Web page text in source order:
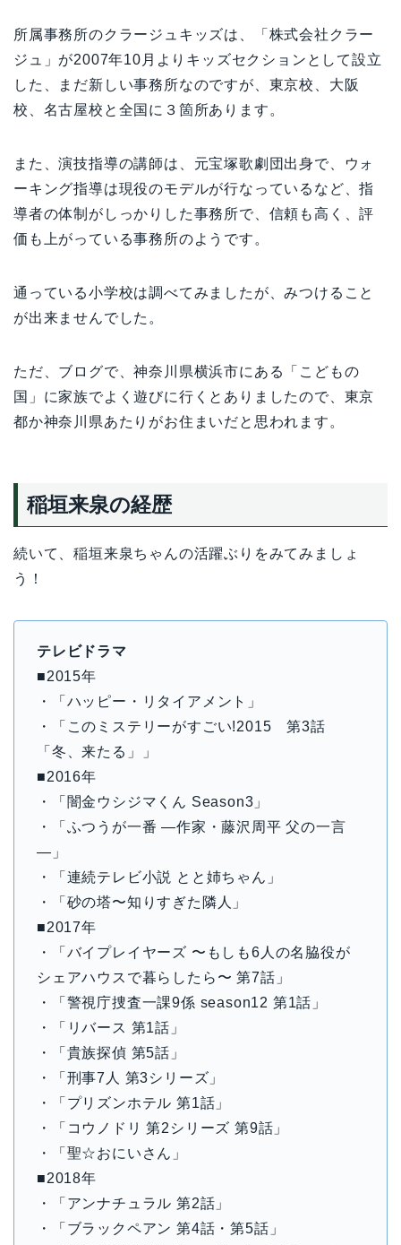
所属事務所のクラージュキッズは、「株式会社クラー
ジュ」が2007年10月よりキッズセクションとして設立
した、まだ新しい事務所なのですが、東京校、大阪
校、名古屋校と全国に３箇所あります。
また、演技指導の講師は、元宝塚歌劇団出身で、ウォ
ーキング指導は現役のモデルが行なっているなど、指
導者の体制がしっかりした事務所で、信頼も高く、評
価も上がっている事務所のようです。
通っている小学校は調べてみましたが、みつけること
が出来ませんでした。
ただ、ブログで、神奈川県横浜市にある「こどもの
国」に家族でよく遊びに行くとありましたので、東京
都か神奈川県あたりがお住まいだと思われます。
稲垣来泉の経歴
続いて、稲垣来泉ちゃんの活躍ぶりをみてみましょ
う！
テレビドラマ
■2015年
・「ハッピー・リタイアメント」
・「このミステリーがすごい!2015 第3話
「冬、来たる」」
■2016年
・「闇金ウシジマくん Season3」
・「ふつうが一番 —作家・藤沢周平 父の一言
—」
・「連続テレビ小説 とと姉ちゃん」
・「砂の塔〜知りすぎた隣人」
■2017年
・「バイプレイヤーズ 〜もしも6人の名脇役が
シェアハウスで暮らしたら〜 第7話」
・「警視庁捜査一課9係 season12 第1話」
・「リバース 第1話」
・「貴族探偵 第5話」
・「刑事7人 第3シリーズ」
・「プリズンホテル 第1話」
・「コウノドリ 第2シリーズ 第9話」
・「聖☆おにいさん」
■2018年
・「アンナチュラル 第2話」
・「ブラックペアン 第4話・第5話」